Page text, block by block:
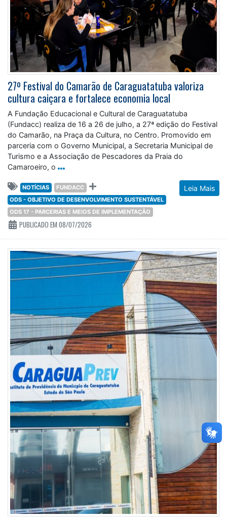
27º Festival do Camarão de Caraguatatuba valoriza
cultura caiçara e fortalece economia local
A Fundação Educacional e Cultural de Caraguatatuba
(Fundacc) realiza de 16 a 26 de julho, a 27ª edição do Festival
do Camarão, na Praça da Cultura, no Centro. Promovido em
parceria com o Governo Municipal, a Secretaria Municipal de
Turismo e a Associação de Pescadores da Praia do
Camaroeiro, o
Leia Mais
NOTÍCIAS
FUNDACC
ODS - OBJETIVO DE DESENVOLVIMENTO SUSTENTÁVEL
ODS 17 - PARCERIAS E MEIOS DE IMPLEMENTAÇÃO
PUBLICADO EM 08/07/2026